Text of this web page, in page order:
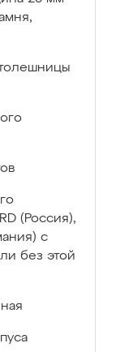
(Россия),
с
без этой